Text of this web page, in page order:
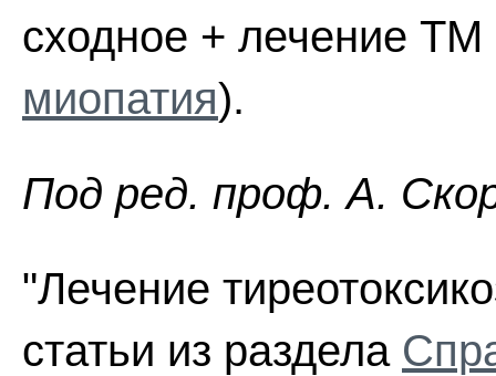
сходное + лечение
миопатия).
Пoд peд. проф. А.
"Лечение
статьи из раздела